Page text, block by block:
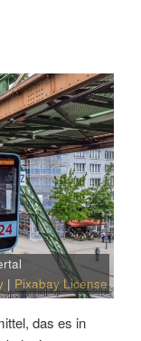
| Pixabay License
das es in